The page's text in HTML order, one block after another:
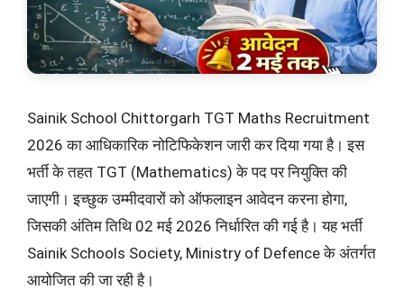
Sainik School Chittorgarh TGT Maths Recruitment
2026 का आधिकारिक नोटिफिकेशन जारी कर दिया गया है। इस
भर्ती के तहत TGT (Mathematics) के पद पर नियुक्ति की
जाएगी। इच्छुक उम्मीदवारों को ऑफलाइन आवेदन करना होगा,
जिसकी अंतिम तिथि 02 मई 2026 निर्धारित की गई है। यह भर्ती
Sainik Schools Society, Ministry of Defence के अंतर्गत
आयोजित की जा रही है।